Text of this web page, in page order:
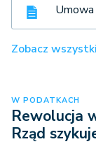
Zobacz
W PODATKACH
Rewolucja
Rząd